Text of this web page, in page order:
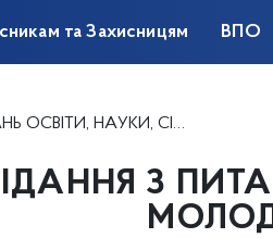
та Захисницям ВПО
СІМ’Ї, МОЛОДІ ТА СПОРТУ
З